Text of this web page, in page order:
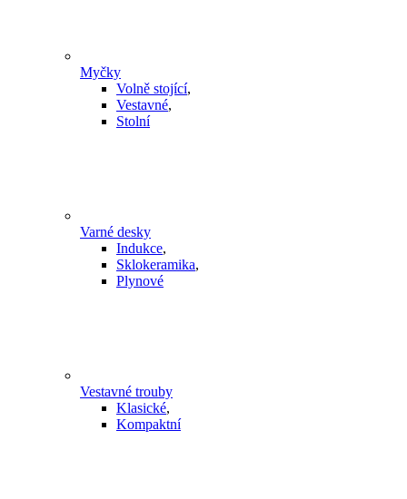
Myčky
Volně stojící,
Vestavné,
Stolní
Varné desky
Indukce,
Sklokeramika,
Plynové
Vestavné trouby
Klasické,
Kompaktní